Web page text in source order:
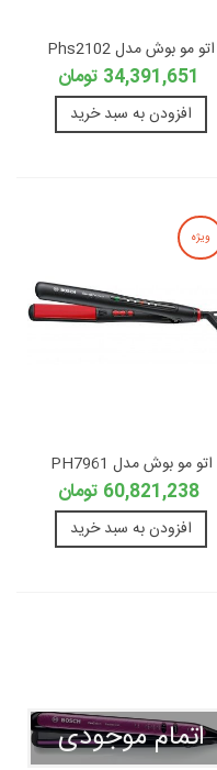
اتو مو بوش مدل Phs2102
34,391,651 تومان
افزودن به سبد خرید
ویژه
اتو مو بوش مدل PH7961
60,821,238 تومان
افزودن به سبد خرید
اتمام موجودی